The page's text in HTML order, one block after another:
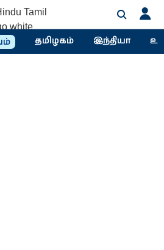
தமிழகம் இந்தியா